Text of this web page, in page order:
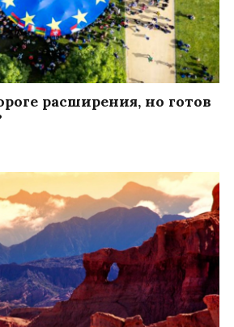
расширения, но готов